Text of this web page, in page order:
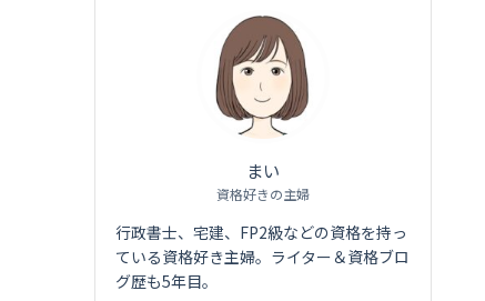
まい
資格好きの主婦
行政書士、宅建、FP2級などの資格を持っ
ている資格好き主婦。ライター＆資格ブロ
グ歴も5年目。